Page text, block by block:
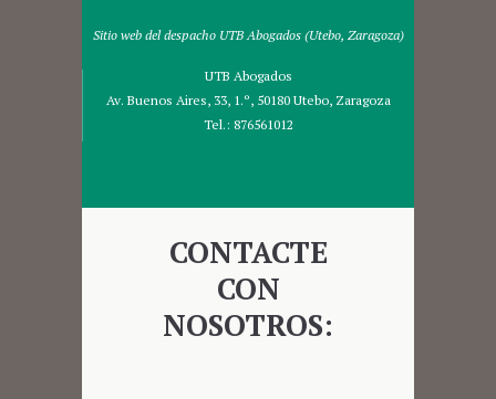
Sitio web del despacho UTB Abogados (Utebo, Zaragoza)
UTB Abogados
Av. Buenos Aires, 33, 1.º, 50180 Utebo, Zaragoza
Tel.: 876561012
CONTACTE
CON
NOSOTROS: